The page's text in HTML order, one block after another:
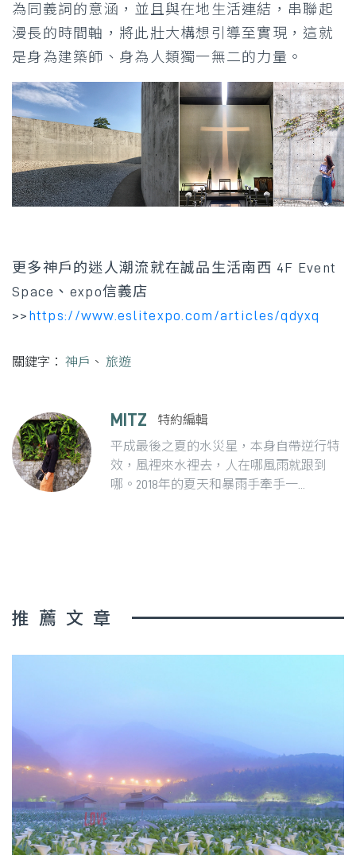
為同義詞的意涵，並且與在地生活連結，串聯起
漫長的時間軸，將此壯大構想引導至實現，這就
是身為建築師、身為人類獨一無二的力量。
更多神戶的迷人潮流就在誠品生活南西 4F Event
Space、expo信義店
>> https://www.eslitexpo.com/articles/qdyxq
關鍵字： 神戶 、 旅遊
MITZ 特約編輯
平成最後之夏的水災星，本身自帶逆行特
效，風裡來水裡去，人在哪風雨就跟到
哪。2018年的夏天和暴雨手牽手一...
推薦文章